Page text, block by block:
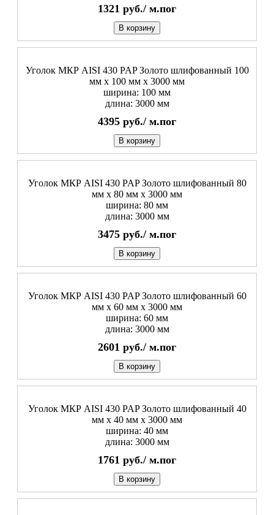
1321 руб./ м.пог
В корзину
Уголок МКР AISI 430 PAP Золото шлифованный 100
мм x 100 мм х 3000 мм
ширина: 100 мм
длина: 3000 мм
4395 руб./ м.пог
В корзину
Уголок МКР AISI 430 PAP Золото шлифованный 80
мм x 80 мм х 3000 мм
ширина: 80 мм
длина: 3000 мм
3475 руб./ м.пог
В корзину
Уголок МКР AISI 430 PAP Золото шлифованный 60
мм x 60 мм х 3000 мм
ширина: 60 мм
длина: 3000 мм
2601 руб./ м.пог
В корзину
Уголок МКР AISI 430 PAP Золото шлифованный 40
мм x 40 мм х 3000 мм
ширина: 40 мм
длина: 3000 мм
1761 руб./ м.пог
В корзину